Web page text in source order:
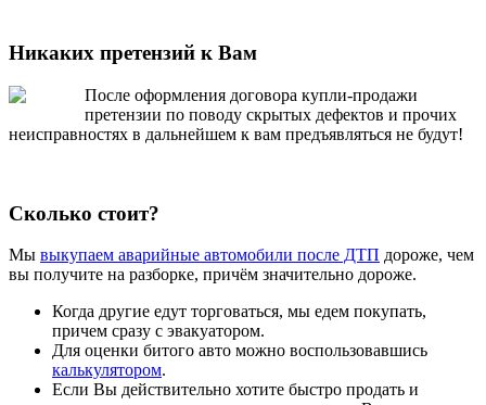
Никаких претензий к Вам
После оформления договора купли-продажи
претензии по поводу скрытых дефектов и прочих
неисправностях в дальнейшем к вам предъявляться не будут!
Сколько стоит?
Мы выкупаем аварийные автомобили после ДТП дороже, чем
вы получите на разборке, причём значительно дороже.
Когда другие едут торговаться, мы едем покупать,
причем сразу с эвакуатором.
Для оценки битого авто можно воспользовавшись
калькулятором.
Если Вы действительно хотите быстро продать и